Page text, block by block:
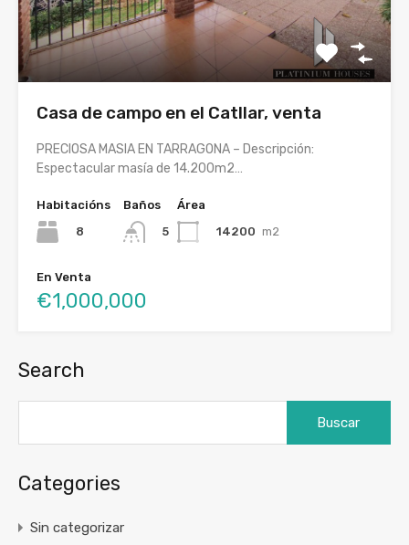
Casa de campo en el Catllar, venta
PRECIOSA MASIA EN TARRAGONA – Descripción:
Espectacular masía de 14.200m2…
Habitacións
8
Baños
5
Área
14200 m2
En Venta
€1,000,000
Search
Categories
Sin categorizar